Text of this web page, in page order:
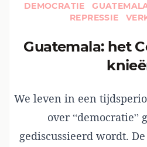
DEMOCRATIE
REPRESSIE
Guatemala: het Congres op de
We leven in een
over “democratie”
gediscussieerd wordt.